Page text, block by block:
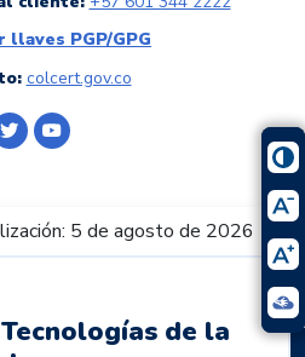
llaves PGP/GPG
colcert.gov.co
Logo Twitter
5 de agosto de 2026
de la